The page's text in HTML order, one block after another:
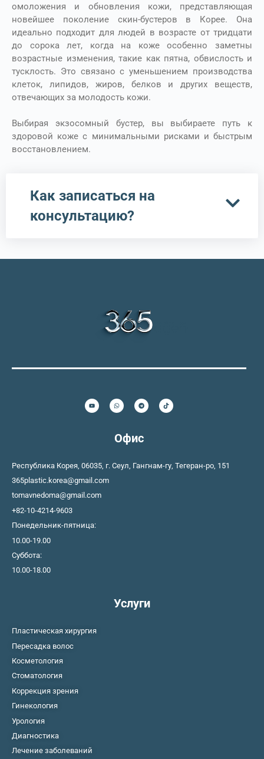
омоложения и обновления кожи, представляющая
новейшее поколение скин-бустеров в Корее. Она
идеально подходит для людей в возрасте от тридцати
до сорока лет, когда на коже особенно заметны
возрастные изменения, такие как пятна, обвислость и
тусклость. Это связано с уменьшением производства
клеток, липидов, жиров, белков и других веществ,
отвечающих за молодость кожи.
Выбирая экзосомный бустер, вы выбираете путь к
здоровой коже с минимальными рисками и быстрым
восстановлением.
Как записаться на
консультацию?
Офис
Республика Корея, 06035, г. Сеул, Гангнам-гу, Тегеран-ро, 151
365plastic.korea@gmail.com
tomavnedoma@gmail.com
+82-10-4214-9603
Понедельник-пятница:
10.00-19.00
Суббота:
10.00-18.00
Услуги
Пластическая хирургия
Пересадка волос
Косметология
Стоматология
Коррекция зрения
Гинекология
Урология
Диагностика
Лечение заболеваний